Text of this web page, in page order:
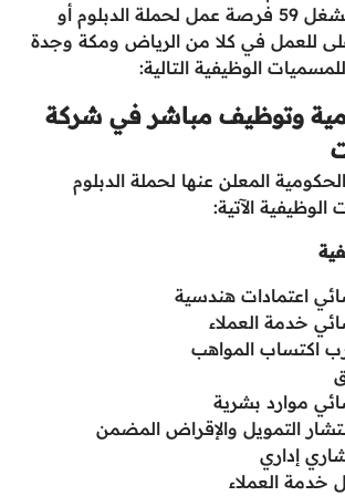
للرجال والنساء لشغل 59 فرصة عمل لحملة الدبلوم أو
للعمل في كلا من الرياض ومكة وجدة
الوظيفية التالية:
وتوظيف مباشر في شركة
المعلن عنها لحملة الدبلوم
الآتية:
اعتمادات هندسية
خدمة العملاء
اكتساب المواهب
موارد بشرية
التمويل والإقراض المضمن
إداري
خدمة العملاء